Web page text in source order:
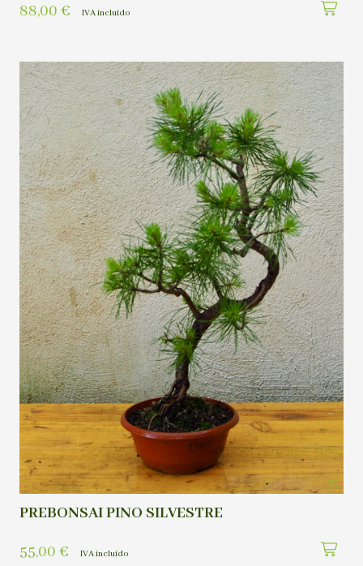
88,00 € IVA incluído
PREBONSAI PINO SILVESTRE
55,00 € IVA incluído